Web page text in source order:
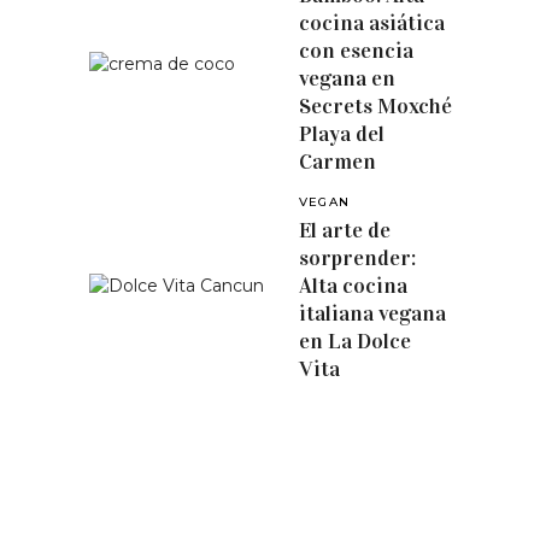
cocina asiática
con esencia
vegana en
Secrets Moxché
Playa del
Carmen
VEGAN
El arte de
sorprender:
Alta cocina
italiana vegana
en La Dolce
Vita